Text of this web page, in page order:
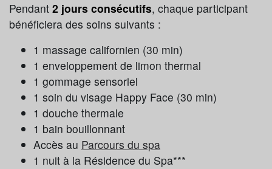
Pendant 2 jours consécutifs, chaque participant
bénéficiera des soins suivants :
1 massage californien (30 min)
1 enveloppement de limon thermal
1 gommage sensoriel
1 soin du visage Happy Face (30 min)
1 douche thermale
1 bain bouillonnant
Accès au Parcours du spa
1 nuit à la Résidence du Spa***